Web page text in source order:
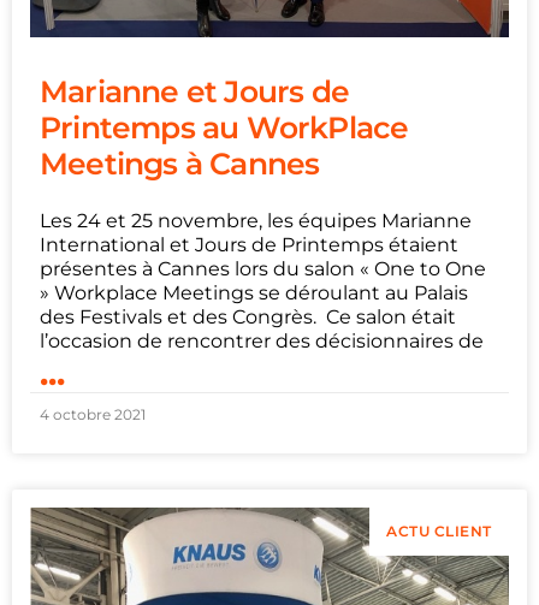
Marianne et Jours de
Printemps au WorkPlace
Meetings à Cannes
Les 24 et 25 novembre, les équipes Marianne
International et Jours de Printemps étaient
présentes à Cannes lors du salon « One to One
» Workplace Meetings se déroulant au Palais
des Festivals et des Congrès. Ce salon était
l’occasion de rencontrer des décisionnaires de
...
4 octobre 2021
ACTU CLIENT